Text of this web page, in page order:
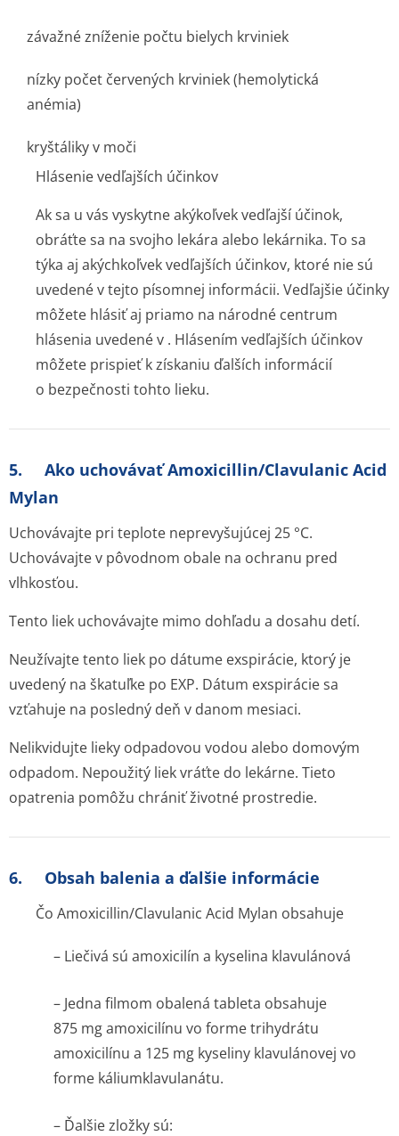
závažné zníženie počtu bielych krviniek
nízky počet červených krviniek (hemolytická
anémia)
kryštáliky v moči
Hlásenie vedľajších účinkov
Ak sa u vás vyskytne akýkoľvek vedľajší účinok,
obráťte sa na svojho lekára alebo lekárnika. To sa
týka aj akýchkoľvek vedľajších účinkov, ktoré nie sú
uvedené v tejto písomnej informácii. Vedľajšie účinky
môžete hlásiť aj priamo na národné centrum
hlásenia uvedené v . Hlásením vedľajších účinkov
môžete prispieť k získaniu ďalších informácií
o bezpečnosti tohto lieku.
5. Ako uchovávať Amoxicillin/Clavulanic Acid
Mylan
Uchovávajte pri teplote neprevyšujúcej 25 °C.
Uchovávajte v pôvodnom obale na ochranu pred
vlhkosťou.
Tento liek uchovávajte mimo dohľadu a dosahu detí.
Neužívajte tento liek po dátume exspirácie, ktorý je
uvedený na škatuľke po EXP. Dátum exspirácie sa
vzťahuje na posledný deň v danom mesiaci.
Nelikvidujte lieky odpadovou vodou alebo domovým
odpadom. Nepoužitý liek vráťte do lekárne. Tieto
opatrenia pomôžu chrániť životné prostredie.
6. Obsah balenia a ďalšie informácie
Čo Amoxicillin/Clavulanic Acid Mylan obsahuje
– Liečivá sú amoxicilín a kyselina klavulánová
– Jedna filmom obalená tableta obsahuje
875 mg amoxicilínu vo forme trihydrátu
amoxicilínu a 125 mg kyseliny klavulánovej vo
forme káliumklavulanátu.
– Ďalšie zložky sú: